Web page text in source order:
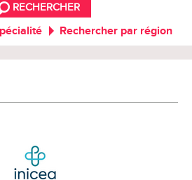
RECHERCHER
Rechercher par région